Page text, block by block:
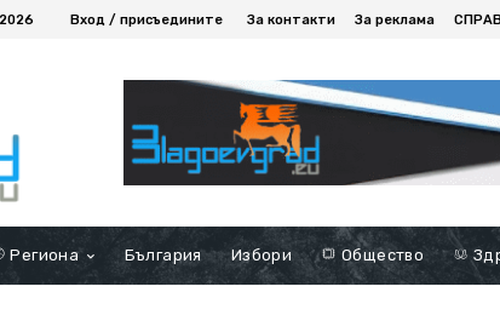
Вход / присъедините За контакти За реклама
Региона България Избори Общество